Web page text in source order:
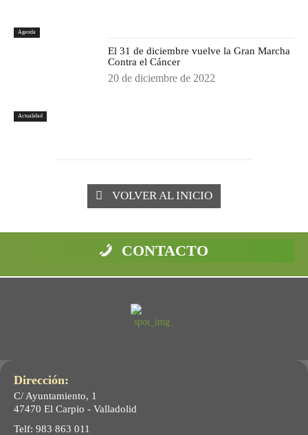
Agenda
Actualidad
El 31 de diciembre vuelve la Gran Marcha
Contra el Cáncer
20 de diciembre de 2022
VOLVER AL INICIO
CONTACTO
Dirección:
C/ Ayuntamiento, 1
47470 El Carpio - Valladolid
Telf: 983 863 011